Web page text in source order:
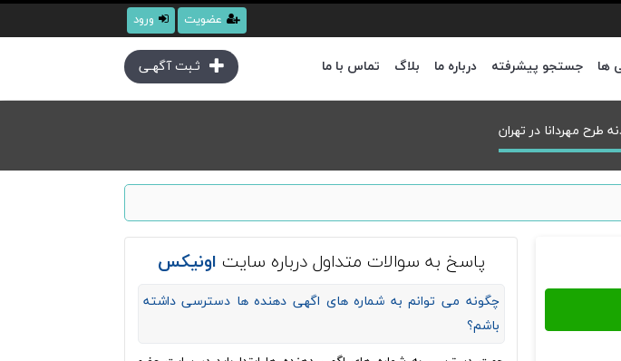
ورود عضویت
ثـبت آگهـی ها جستجو پیشرفته درباره ما بلاگ تماس با ما
طرح مهردانا در تهران
پاسخ به سوالات متداول درباره سایت اونیکس
چگونه می توانم به شماره های اگهی دهنده ها دسترسی داشته
باشم؟